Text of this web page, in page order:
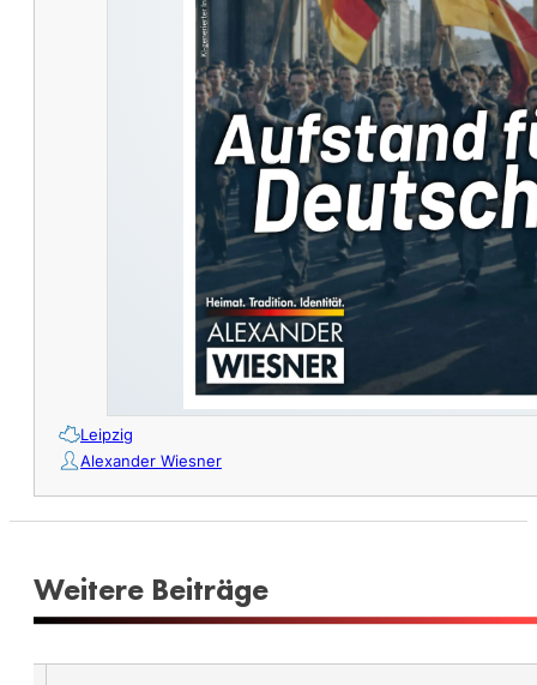
Leipzig
Alexander Wiesner
Weitere Beiträge